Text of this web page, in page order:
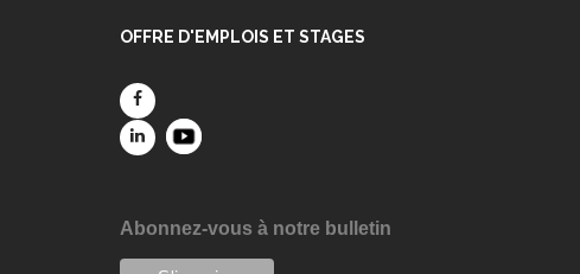
OFFRE D'EMPLOIS ET STAGES
Abonnez-vous à notre bulletin